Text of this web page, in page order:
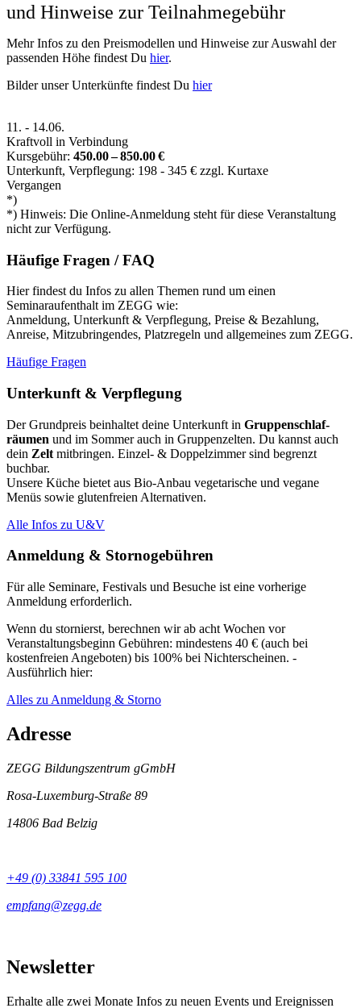
und Hinweise zur Teilnahmegebühr
Mehr Infos zu den Preismodellen und Hinweise zur Auswahl der
passenden Höhe findest Du hier.
Bilder unser Unterkünfte findest Du hier
11. - 14.06.
Kraftvoll in Verbindung
Kursgebühr: 450.00 – 850.00 €
Unterkunft, Verpflegung: 198 - 345 € zzgl. Kurtaxe
Vergangen
*)
*) Hinweis: Die Online-Anmeldung steht für diese Veranstaltung
nicht zur Verfügung.
Häufige Fragen / FAQ
Hier findest du Infos zu allen Themen rund um einen
Seminaraufenthalt im ZEGG wie:
Anmeldung, Unterkunft & Verpflegung, Preise & Bezahlung,
Anreise, Mitzubringendes, Platzregeln und allgemeines zum ZEGG.
Häufige Fragen
Unterkunft & Verpflegung
Der Grundpreis beinhaltet deine Unterkunft in Grup­pen­schlaf­
räumen und im Sommer auch in Gruppenzelten. Du kannst auch
dein Zelt mitbringen. Einzel- & Doppelzimmer sind begrenzt
buchbar.
Unsere Küche bietet aus Bio-Anbau vegetarische und vegane
Menüs sowie glutenfreien Alternativen.
Alle Infos zu U&V
Anmeldung & Stornogebühren
Für alle Seminare, Festivals und Besuche ist eine vorherige
Anmeldung erforderlich.
Wenn du stornierst, berechnen wir ab acht Wochen vor
Veranstaltungsbeginn Gebühren: mindestens 40 € (auch bei
kostenfreien Angeboten) bis 100% bei Nichterscheinen. -
Ausführlich hier:
Alles zu Anmeldung & Storno
Adresse
ZEGG Bildungszentrum gGmbH
Rosa-Luxemburg-Straße 89
14806 Bad Belzig
+49 (0) 33841 595 100
Newsletter
Erhalte alle zwei Monate Infos zu neuen Events und Ereignissen